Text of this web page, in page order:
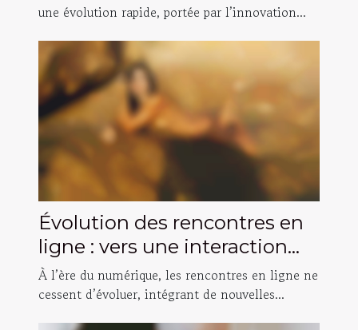
une évolution rapide, portée par l’innovation...
Évolution des rencontres en
ligne : vers une interaction
vidéo plus intime ?
À l’ère du numérique, les rencontres en ligne ne
cessent d’évoluer, intégrant de nouvelles...